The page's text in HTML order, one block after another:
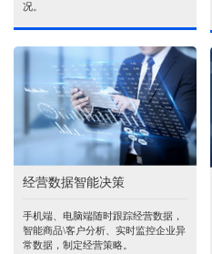
况。
经营数据智能决策
手机端、电脑端随时跟踪经营数据，
智能商品\客户分析、实时监控企业异
常数据，制定经营策略。